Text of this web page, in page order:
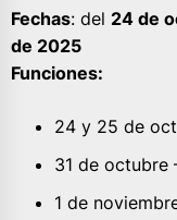
Fechas: del 24 de
de 2025
Funciones:
24 y 25 de
31 de octubre
1 de